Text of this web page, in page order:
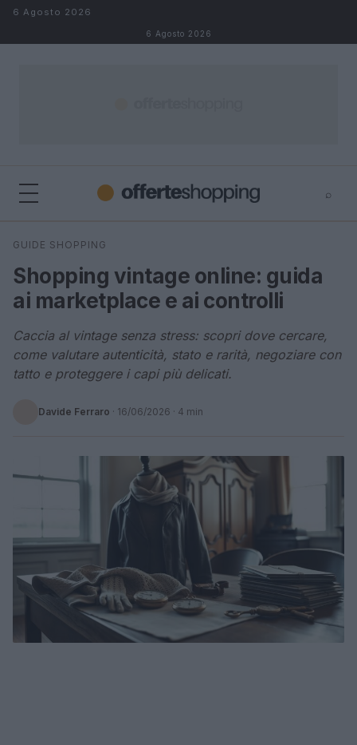
Salta al contenuto
6 Agosto 2026
6 Agosto 2026
⌕
Cerca
GUIDE SHOPPING
Shopping vintage online: guida
ai marketplace e ai controlli
Caccia al vintage senza stress: scopri dove cercare,
come valutare autenticità, stato e rarità, negoziare con
tatto e proteggere i capi più delicati.
Davide Ferraro · 16/06/2026 · 4 min